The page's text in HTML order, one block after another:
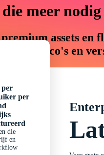
meer
assets en
risico's en
per
per
die
en